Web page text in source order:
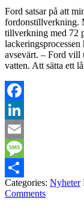
Ford satsar på att
fordonstillverkning.
tillverkning med 72
avsevärt. – Ford vill
vatten. Att sätta ett
Facebook
LinkedIn
Email
Message
Dela
Categories: Nyheter
Comments